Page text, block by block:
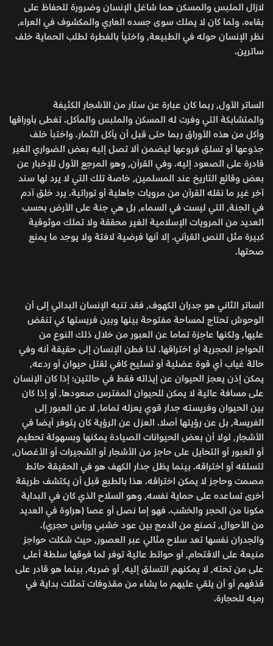
لازال الملبس والمسكن هما شاغل الإنسان وضرورة للحفاظ على
بقاءه. ولما كان لا يملك سوى جسده العاري والمكشوف في العراء,
نظر الإنسان حوله في الطبيعة, واختبأ بالفطرة لطلب الحماية خلف
ساترين.
الساتر الأول, ربما كان عبارة عن ستار من الأشجار الكثيفة
والمتشابكة التي وفرت له المسكن والملبس والمأكل. تغطى بأوراقها
وأكل من هذه الأوراق ربما حتى قبل أن يأكل الثمار. واختبأ خلف
جذوعها أو تسلق فروعها ليضمن ألا تصل إليه بعض الضواري الغير
قادرة على الصعود إليه. وفي القرآن, وهو المرجع الأول للإخبار عن
بعض وقائع التاريخ عند المسلمين, خاصة تلك التي لا يرد لها سند
آخر غير ما نقله القرآن من مرويات جاهلية أو توراتية. يرد خلق آدم
في الجنة, التي ليست في السماء, بل هي جنة على الأرض بحسب
العديد من المرويات الإسلامية الغير محققة ولا تملك موثوقية
كبيرة مثل النص القرآني. إلا أنها فرضية لافتة ولا يوجد ما يمنع
صحتها.
الساتر الثاني هو جدران الكهوف, فقد تنبه الإنسان البدائي إلى أن
الوحوش تحتاج لمساحة مفتوحة بينها وبين فريستها كي تنقض
عليها, ولكنها عاجزة تماما عن العبور من خلال ذلك النوع من
الحواجز الحجرية أو اختراقها. لذا فطن الإنسان إلى حقيقة أنه وفي
حالة غياب أي قوة عضلية أو تسليح كافي لقتل حيوان أو ردعه,
يمكن إذن يعجز الحيوان عن إيذائه فقط في حالتين؛ إذا كان الإنسان
على مسافة عالية لا يمكن للحيوان المفترس صعودها, أو إذا كان
بين الحيوان وفريسته جدار قوي يعزله تماما, لا عن العبور إلى
الفريسة, بل عن رؤيتها أصلا. العزل عن الرؤية كان يتوفر أيضا في
الأشجار, لولا أن بعض الحيوانات الصيادة يمكنها وبسهولة تحطيم
أو العبور أو التحايل على حاجز من الأشجار أو الشجيرات أو الأغصان,
لتسلقه أو اختراقه. بينما يظل جدار الكهف هو في الحقيقة حائط
مصمت وحاجز لا يمكن اختراقه. هذا بالطبع قبل أن يكتشف طريقة
أخرى تساعده على حماية نفسه, وهو السلاح الذي كان في البداية
مكونا من الحجر والخشب. فهو إما نصل أو عصا (هراوة في العديد
من الأحوال, تصنع من الدمج بين عود خشبي ورأس حجري).
والجدران نفسها تعد سلاح مثالي عبر العصور, حيث شكلت حواجز
منيعة على الاقتحام, أو حوائط عالية توفر لما فوقها سلطة أعلى
على من تحته, لا يمكنهم التسلق إليه, أو ضربه, بينما هو قادر على
قذفهم أو أن يلقي عليهم ما يشاء من مقذوفات تمثلت بداية في
رميه للحجارة.